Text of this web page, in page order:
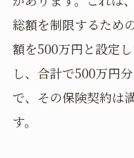
総額を制限するため
額を500万円と設定
し、合計で500万円
で、その保険契約は
す。